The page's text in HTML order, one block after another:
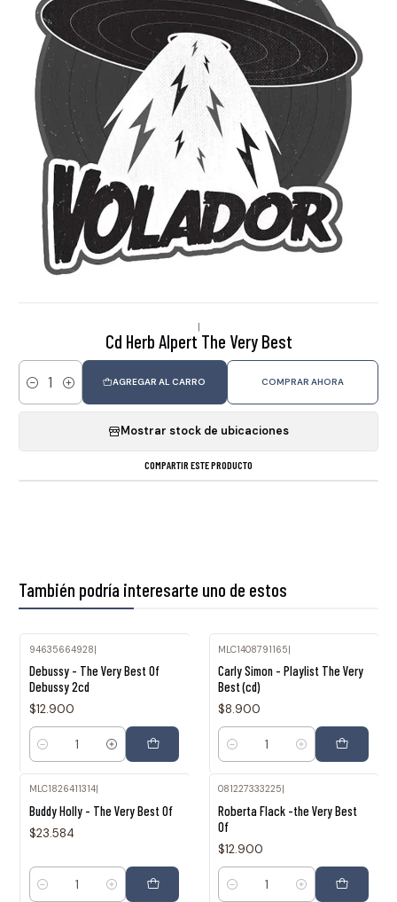
|
Cd Herb Alpert The Very Best
Cantidad
AGREGAR AL CARRO COMPRAR AHORA
Mostrar stock de ubicaciones
COMPARTIR ESTE PRODUCTO
También podría interesarte uno de estos
94635664928|
Debussy - The Very Best Of
Debussy 2cd
$12.900
Cantidad
MLC1408791165|
Carly Simon - Playlist The Very
Best (cd)
$8.900
Cantidad
MLC1826411314|
Buddy Holly - The Very Best Of
$23.584
Cantidad
081227333225
Roberta Flack -the Very Best
Of
$12.900
Cantidad